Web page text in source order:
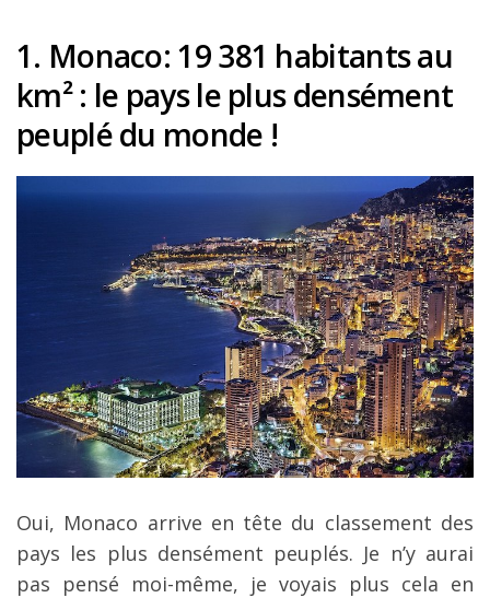
1. Monaco: 19 381 habitants au
km² : le pays le plus densément
peuplé du monde !
Oui, Monaco arrive en tête du classement des
pays les plus densément peuplés. Je n’y aurai
pas pensé moi-même, je voyais plus cela en